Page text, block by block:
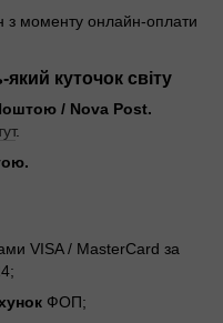
з моменту онлайн-оплати
куточок світу
/ Nova Post.
.
VISA / MasterCard за
ФОП;